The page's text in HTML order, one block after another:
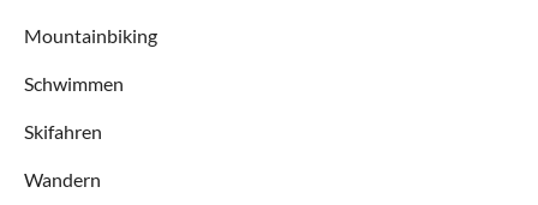
Mountainbiking
Schwimmen
Skifahren
Wandern